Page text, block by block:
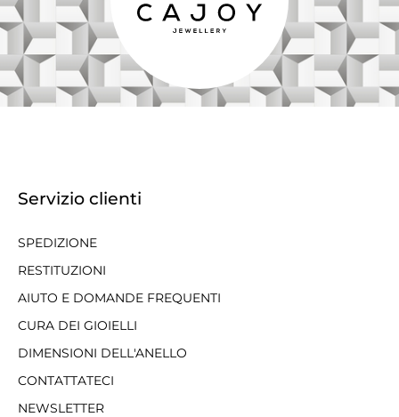
Servizio clienti
SPEDIZIONE
RESTITUZIONI
AIUTO E DOMANDE FREQUENTI
CURA DEI GIOIELLI
DIMENSIONI DELL'ANELLO
CONTATTATECI
NEWSLETTER